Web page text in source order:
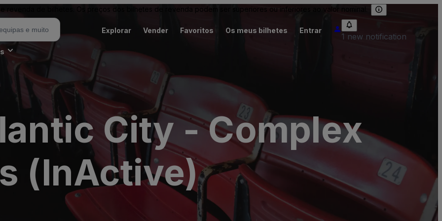
revenda de bilhetes. Os preços dos bilhetes de revenda podem ser superiores ou inferiores ao valor nominal.
Explorar Vender Favoritos Os meus bilhetes Entrar
1 new notification
City - Complex
(InActive)